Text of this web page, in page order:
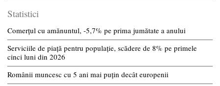
Statistici
Comerțul cu amănuntul, -5,7% pe prima jumătate a anului
Serviciile de piață pentru populație, scădere de 8% pe primele
cinci luni din 2026
Românii muncesc cu 5 ani mai puțin decât europenii